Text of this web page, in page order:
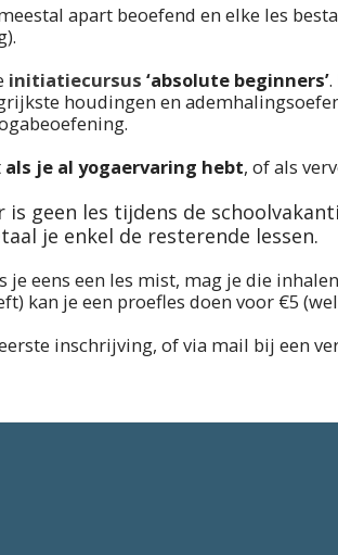
apart beoefend en elke les
initiatiecursus ‘absolute beginners’
houdingen en
als je al yogaervaring hebt, of als
is geen les tijdens de
je enkel de resterende lessen.
je eens een les mist, mag je die
kan je een proefles doen voor €5
inschrijving, of via mail bij een